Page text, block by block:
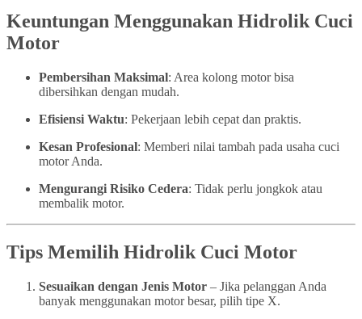
Keuntungan Menggunakan Hidrolik Cuci
Motor
Pembersihan Maksimal: Area kolong motor bisa
dibersihkan dengan mudah.
Efisiensi Waktu: Pekerjaan lebih cepat dan praktis.
Kesan Profesional: Memberi nilai tambah pada usaha cuci
motor Anda.
Mengurangi Risiko Cedera: Tidak perlu jongkok atau
membalik motor.
Tips Memilih Hidrolik Cuci Motor
Sesuaikan dengan Jenis Motor – Jika pelanggan Anda
banyak menggunakan motor besar, pilih tipe X.